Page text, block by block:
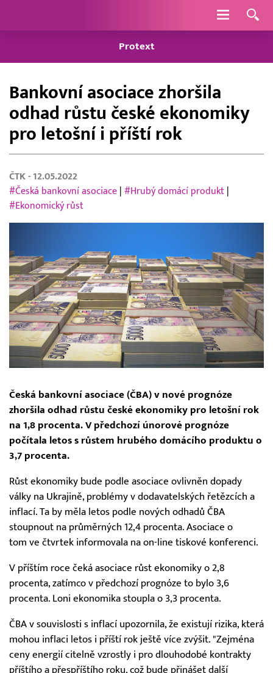
Navigace
Protext
Bankovní asociace zhoršila
odhad růstu české ekonomiky
pro letošní i příští rok
ČTK - 12.05.2022
#Česká bankovní asociace #Hrubý domácí produkt
#Ekonomický růst
Česká bankovní asociace (ČBA) v nové prognóze
zhoršila odhad růstu české ekonomiky pro letošní rok
na 1,8 procenta. V předchozí únorové prognóze
počítala letos s růstem hrubého domácího produktu o
3,7 procenta.
Růst ekonomiky bude podle asociace ovlivněn dopady
války na Ukrajině, problémy v dodavatelských řetězcích a
inflací. Ta by měla letos podle nových odhadů ČBA
stoupnout na průměrných 12,4 procenta. Asociace o
tom ve čtvrtek informovala na on-line tiskové konferenci.
V příštím roce čeká asociace růst ekonomiky o 2,8
procenta, zatímco v předchozí prognóze to bylo 3,6
procenta. Loni ekonomika stoupla o 3,3 procenta.
ČBA v souvislosti s inflací upozornila, že existují rizika, která
mohou inflaci letos i příští rok ještě více zvýšit. "Zejména
ceny energií citelně vzrostly i pro dlouhodobé kontrakty
příštího a přespříštího roku, což bude přinášet další